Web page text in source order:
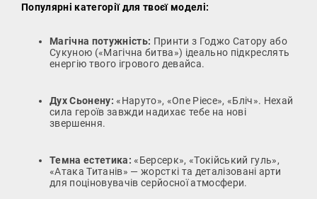
Популярні категорії для твоєї моделі:
Магічна потужність: Принти з Годжо Сатору або
Сукуною («Магічна битва») ідеально підкреслять
енергію твого ігрового девайса.
Дух Сьонену: «Наруто», «One Piece», «Бліч». Нехай
сила героїв завжди надихає тебе на нові
звершення.
Темна естетика: «Берсерк», «Токійський гуль»,
«Атака Титанів» — жорсткі та деталізовані арти
для поціновувачів серйосної атмосфери.